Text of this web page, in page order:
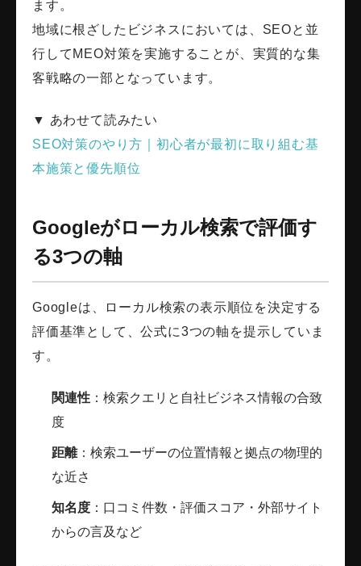
ます。
地域に根ざしたビジネスにおいては、SEOと並
行してMEO対策を実施することが、実質的な集
客戦略の一部となっています。
▼ あわせて読みたい
SEO対策のやり方｜初心者が最初に取り組む基
本施策と優先順位
Googleがローカル検索で評価す
る3つの軸
Googleは、ローカル検索の表示順位を決定する
評価基準として、公式に3つの軸を提示していま
す。
関連性 ：検索クエリと自社ビジネス情報の合致
度
距離：検索ユーザーの位置情報と拠点の物理的
な近さ
知名度 ：口コミ件数・評価スコア・外部サイト
からの言及など